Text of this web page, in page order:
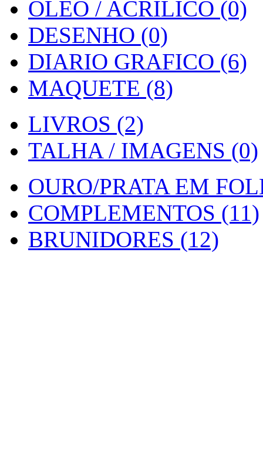
OLEO / ACRILICO (0)
DESENHO (0)
DIARIO GRAFICO (6)
MAQUETE (8)
LIVROS (2)
TALHA / IMAGENS (0)
OURO/PRATA EM
COMPLEMENTOS (11)
BRUNIDORES (12)